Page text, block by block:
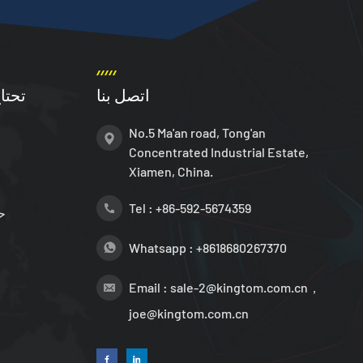
اتصل بنا
No.5 Ma'an road, Tong'an
Concentrated Industrial Estate,
Xiamen, China.
Tel : +86-592-5674359
Whatsapp : +8618680267370
Email : sale-2@kingtom.com.cn，
joe@kingtom.com.cn